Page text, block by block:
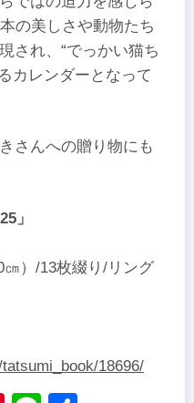
の美しさや動物たち
され、“でっかい猫ち
カレンダーとなって
さんへの贈り物にも
」
㎝）/13枚綴り/リング
18696/